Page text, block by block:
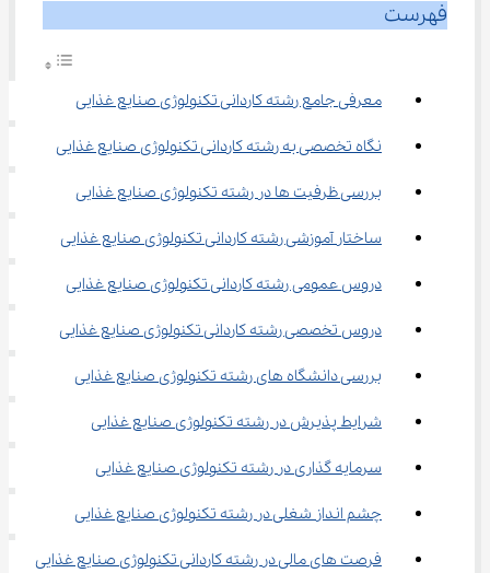
فهرست
معرفی جامع رشته کاردانی تکنولوژی صنایع غذایی
نگاه تخصصی به رشته کاردانی تکنولوژی صنایع غذایی
بررسی ظرفیت ‌ها در رشته تکنولوژی صنایع غذایی
ساختار آموزشی رشته کاردانی تکنولوژی صنایع غذایی
دروس عمومی رشته کاردانی تکنولوژی صنایع غذایی
دروس تخصصی رشته کاردانی تکنولوژی صنایع غذایی
بررسی دانشگاه های رشته تکنولوژی صنایع غذایی
شرایط پذیرش در رشته تکنولوژی صنایع غذایی
سرمایه گذاری در رشته تکنولوژی صنایع غذایی
چشم انداز شغلی در رشته تکنولوژی صنایع غذایی
فرصت های مالی در رشته کاردانی تکنولوژی صنایع غذایی